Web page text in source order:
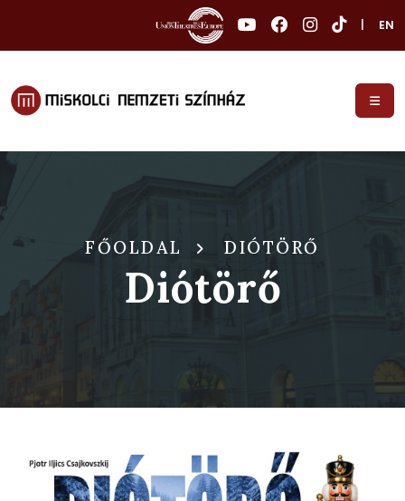
EN
FŐOLDAL DIÓTÖRŐ
Diótörő